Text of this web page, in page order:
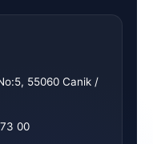
55060 Canik /
00